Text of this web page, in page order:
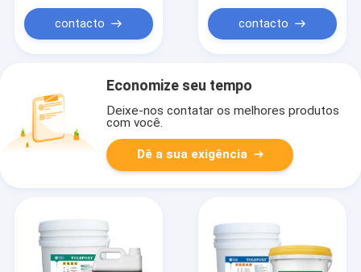
contacto contacto
Economize seu tempo
Deixe-nos contatar os melhores produtos
com você.
Dê a sua exigência